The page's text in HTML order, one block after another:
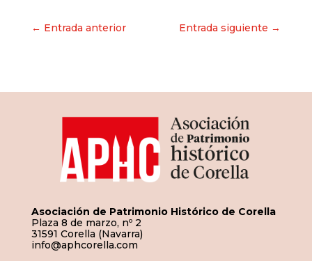
Navegación
← Entrada anterior Entrada siguiente →
Asociación de Patrimonio Histórico de Corella
Plaza 8 de marzo, nº 2
31591 Corella (Navarra)
info@aphcorella.com